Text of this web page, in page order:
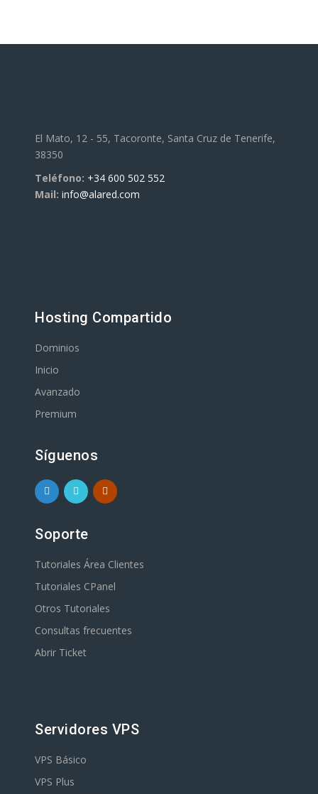
El Mato, 12 - 55, Tacoronte, Santa Cruz de Tenerife,
38350
Teléfono: +34 600 502 552
Mail: info@alared.com
Hosting Compartido
Dominios
Inicio
Avanzado
Premium
Síguenos
Soporte
Tutoriales Área Clientes
Tutoriales CPanel
Otros Tutoriales
Consultas frecuentes
Abrir Ticket
Servidores VPS
VPS Básico
VPS Plus